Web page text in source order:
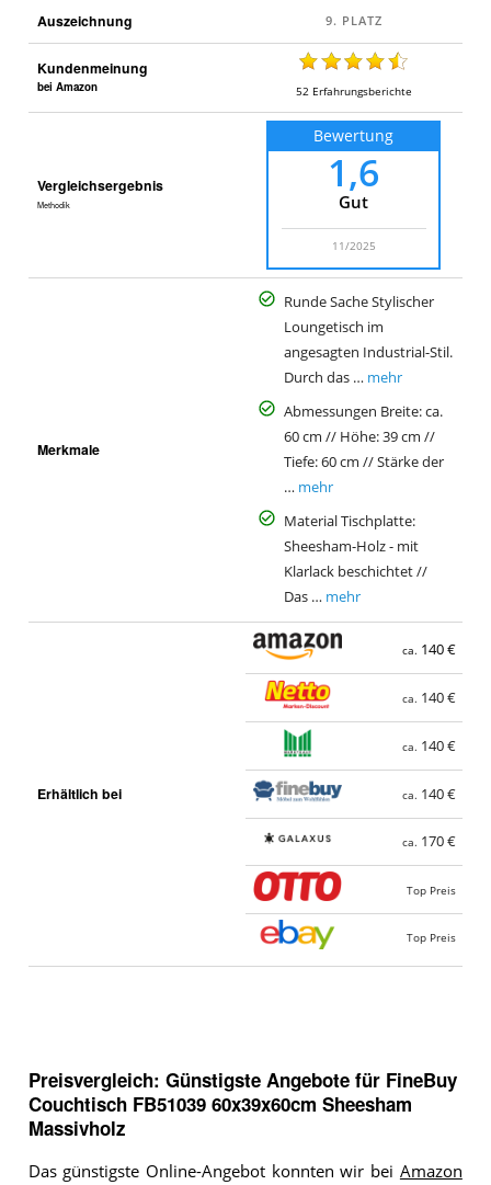
Auszeichnung
Kundenmeinung
bei Amazon 52 Erfahrungsberichte
Vergleichsergebnis
Methodik
Bewertung
1,6
Gut
11/2025
Merkmale
Runde Sache Stylischer
Loungetisch im
angesagten Industrial-Stil.
Durch das … mehr
Abmessungen Breite: ca.
60 cm // Höhe: 39 cm //
Tiefe: 60 cm // Stärke der
… mehr
Material Tischplatte:
Sheesham-Holz - mit
Klarlack beschichtet //
Das … mehr
Erhältlich bei
ca. 140 €
ca. 140 €
ca. 140 €
ca. 140 €
ca. 170 €
Top Preis
Top Preis
Preisvergleich: Günstigste Angebote für FineBuy
Couchtisch FB51039 60x39x60cm Sheesham
Massivholz
Das günstigste Online-Angebot konnten wir bei Amazon